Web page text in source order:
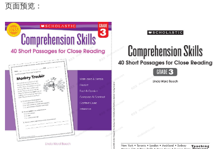
页面预览：